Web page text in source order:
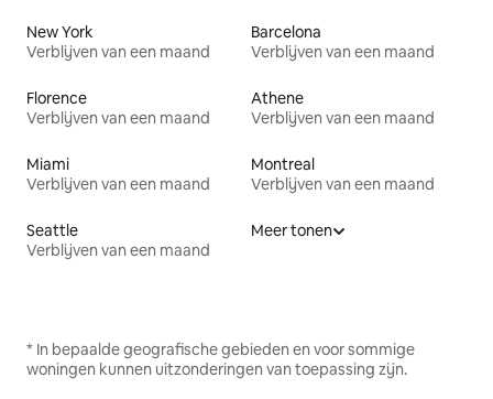
New York
Verblijven van een maand
Barcelona
Verblijven van een maand
Florence
Verblijven van een maand
Athene
Verblijven van een maand
Miami
Verblijven van een maand
Montreal
Verblijven van een maand
Seattle
Verblijven van een maand
Meer tonen
* In bepaalde geografische gebieden en voor sommige
woningen kunnen uitzonderingen van toepassing zijn.